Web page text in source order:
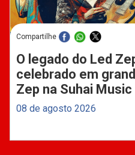
Compartilhe
O legado do Led
celebrado em
Zep na Suhai Music
08 de agosto 2026